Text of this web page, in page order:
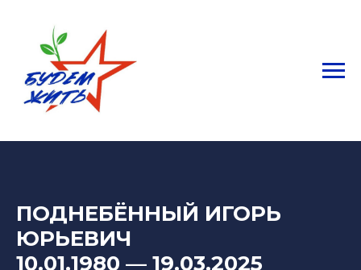
ПОДНЕБЁННЫЙ ИГОРЬ
ЮРЬЕВИЧ
10.01.1980 — 19.03.2025